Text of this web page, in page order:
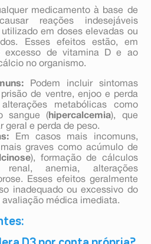
medicamento à base de
reações indesejáveis
em doses elevadas ou
Esses efeitos estão, em
excesso de vitamina D e ao
no organismo.
Podem incluir sintomas
de ventre, enjoo e perda
metabólicas como
sangue ( hipercalcemia), que
geral e perda de peso.
Em casos mais incomuns,
graves como acúmulo de
), formação de cálculos
renal, anemia, alterações
Esses efeitos geralmente
inadequado ou excessivo do
médica imediata.